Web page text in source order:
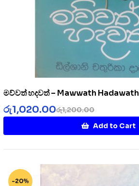
මව්වත් හදවත් – Mawwath Hadawath
රු1,200.00
රු1,020.00
Add to Cart
-20%